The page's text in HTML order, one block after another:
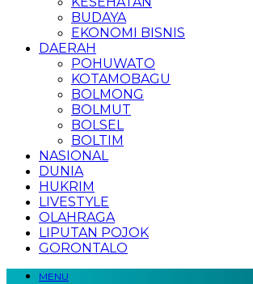
BUDAYA
EKONOMI BISNIS
DAERAH
POHUWATO
KOTAMOBAGU
BOLMONG
BOLMUT
BOLSEL
BOLTIM
NASIONAL
DUNIA
HUKRIM
LIVESTYLE
OLAHRAGA
LIPUTAN POJOK
GORONTALO
MENU